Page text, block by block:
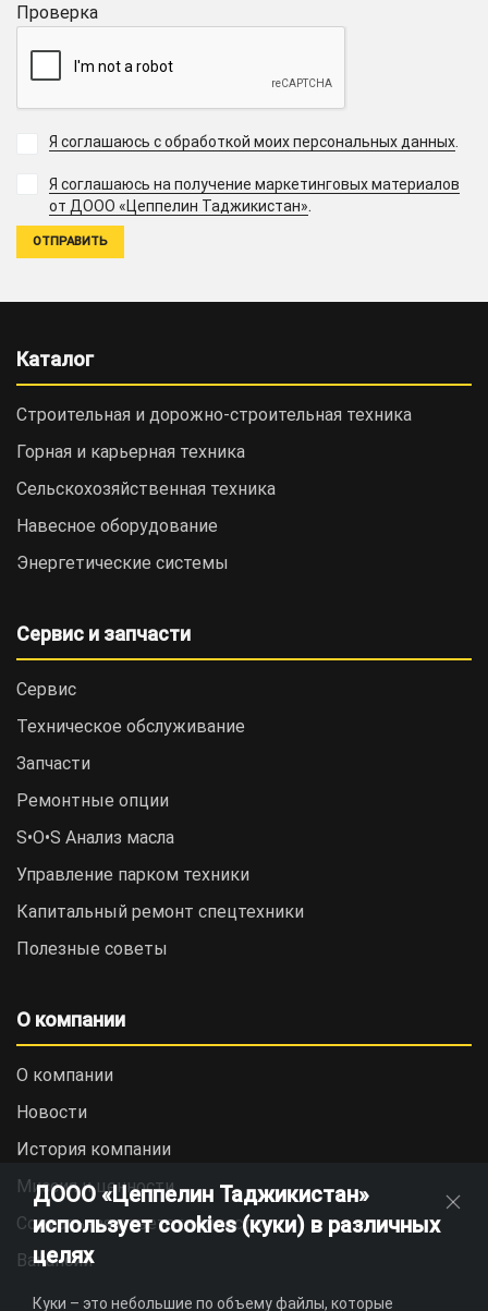
Проверка
Я соглашаюсь с обработкой моих персональных данных.
Я соглашаюсь на получение маркетинговых материалов
от ДООО «Цеппелин Таджикистан».
Каталог
Строительная и дорожно-cтроительная техника
Горная и карьерная техника
Сельскохозяйственная техника
Навесное оборудование
Энергетические системы
Сервис и запчасти
Сервис
Техническое обслуживание
Запчасти
Ремонтные опции
S•O•S Анализ масла
Управление парком техники
Капитальный ремонт спецтехники
Полезные советы
О компании
О компании
Новости
История компании
Миссия и ценности
Социальная ответственность
Вакансии
ДООО «Цеппелин Таджикистан»
использует cookies (куки) в различных
целях
Куки – это небольшие по объему файлы, которые